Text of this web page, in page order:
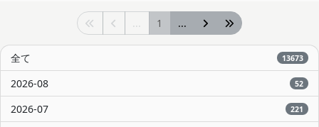
... 1 ...
全て 13673
2026-08 52
2026-07 221